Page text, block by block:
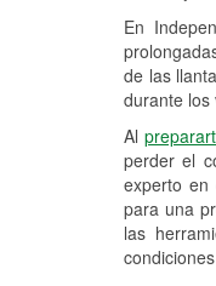
En
de las
durante los
Al
perder el
experto en
para una
las